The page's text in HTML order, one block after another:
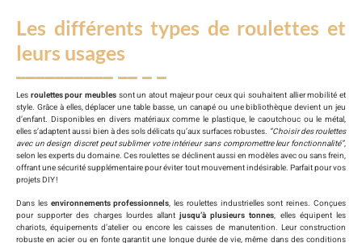
Les différents types de roulettes et
leurs usages
Les roulettes pour meublessont un atout majeur pour ceux qui souhaitent allier mobilité et
style. Grâce à elles, déplacer une table basse, un canapé ou une bibliothèque devient un jeu
d’enfant. Disponibles en divers matériaux comme le plastique, le caoutchouc ou le métal,
elles s’adaptent aussi bien à des sols délicats qu’aux surfaces robustes. “Choisir des roulettes
avec un design discret peut sublimer votre intérieur sans compromettre leur fonctionnalité”,
selon les experts du domaine. Ces roulettes se déclinent aussi en modèles avec ou sans frein,
offrant une sécurité supplémentaire pour éviter tout mouvement indésirable. Parfait pour vos
projets DIY !
Dans les environnements professionnels, les roulettes industrielles sont reines. Conçues
pour supporter des charges lourdes allantjusqu’à plusieurs tonnes, elles équipent les
chariots, équipements d’atelier ou encore les caisses de manutention. Leur construction
robuste en acier ou en fonte garantit une longue durée de vie, même dans des conditions